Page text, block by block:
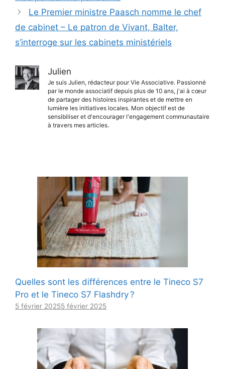
Le Premier ministre Paasch nomme le chef
de cabinet – Le patron de Vivant, Balter,
s’interroge sur les cabinets ministériels
Julien
Je suis Julien, rédacteur pour Vie Associative. Passionné
par le monde associatif depuis plus de 10 ans, j'ai à cœur
de partager des histoires inspirantes et de mettre en
lumière les initiatives locales. Mon objectif est de
sensibiliser et d'encourager l'engagement communautaire
à travers mes articles.
Quelles sont les différences entre le Tineco S7
Pro et le Tineco S7 Flashdry ?
5 février 20255 février 2025